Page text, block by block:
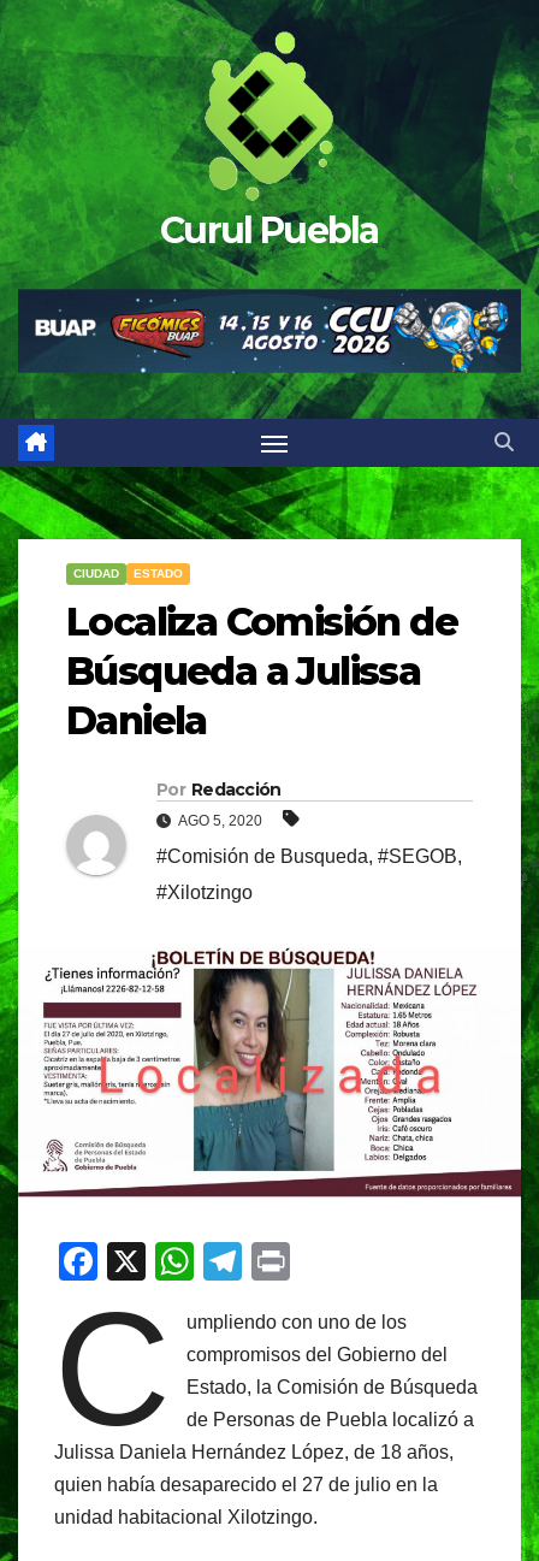
Saltar
al
contenido
Curul Puebla
CIUDAD ESTADO
Localiza Comisión de
Búsqueda a Julissa
Daniela
Por Redacción
AGO 5, 2020
#Comisión de Busqueda, #SEGOB,
#Xilotzingo
F
c
b
o
o
k
X
W
at
s
A
p
p
T
e
gr
a
m
t
C
umpliendo con uno de los
compromisos del Gobierno del
Estado, la Comisión de Búsqueda
de Personas de Puebla localizó a
Julissa Daniela Hernández López, de 18 años,
quien había desaparecido el 27 de julio en la
unidad habitacional Xilotzingo.